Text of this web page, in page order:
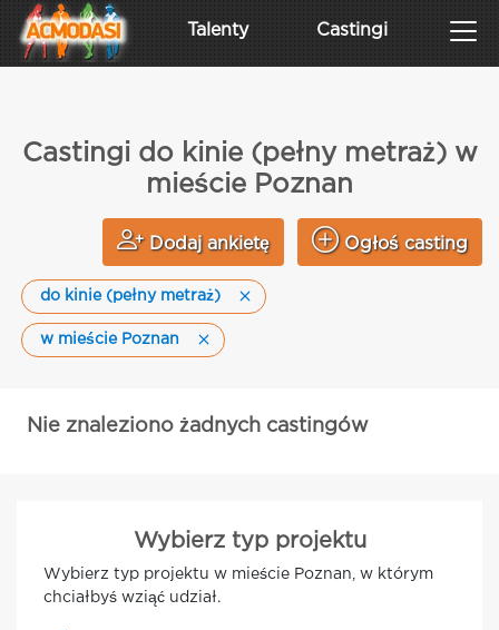
Talenty Castingi
Castingi do kinie (pełny metraż) w
mieście Poznan
Dodaj ankietę Ogłoś casting
do kinie (pełny metraż)
w mieście Poznan
Nie znaleziono żadnych castingów
Wybierz typ projektu
Wybierz typ projektu w mieście Poznan, w którym
chciałbyś wziąć udział.